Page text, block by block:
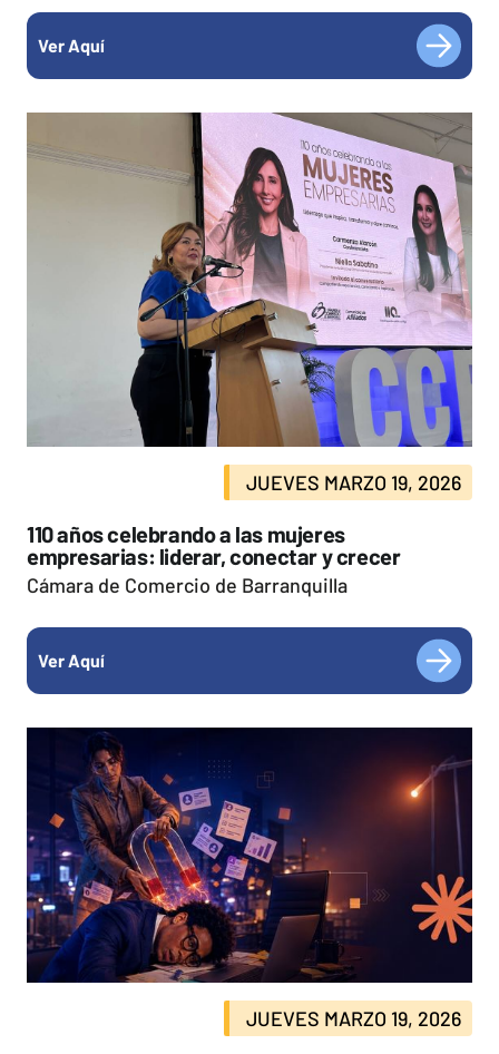
Ver Aquí
JUEVES MARZO 19, 2026
110 años celebrando a las mujeres
empresarias: liderar, conectar y crecer
Cámara de Comercio de Barranquilla
Ver Aquí
JUEVES MARZO 19, 2026